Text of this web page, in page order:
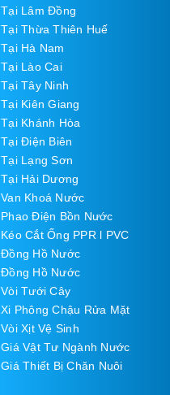
Tại Lâm Đồng
Tại Thừa Thiên Huế
Tại Hà Nam
Tại Lào Cai
Tại Tây Ninh
Tại Kiên Giang
Tại Khánh Hòa
Tại Điện Biên
Tại Lạng Sơn
Tại Hải Dương
Van Khoá Nước
Phao Điện Bồn Nước
Kéo Cắt Ống PPR l PVC
Đồng Hồ Nước
Đồng Hồ Nước
Vòi Tưới Cây
Xi Phông Chậu Rửa Mặt
Vòi Xịt Vệ Sinh
Giá Vật Tư Ngành Nước
Giá Thiết Bị Chăn Nuôi